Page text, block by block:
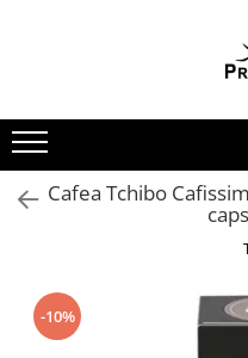
Noutati
Promotii
Pachete Speciale Carti
Spiritualitate - Ezoterism
Arte Divinatorii
Astrologie
Cafea Tchibo
-10%